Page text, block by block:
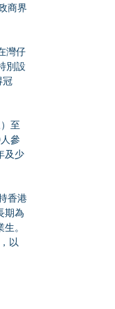
商界
灣仔
別設
冠
至
參
及少
香港
期為
。
以